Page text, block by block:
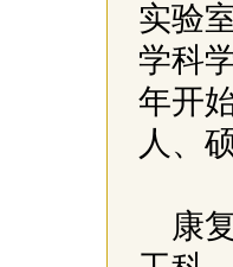
实验
学科
年开
人、
康